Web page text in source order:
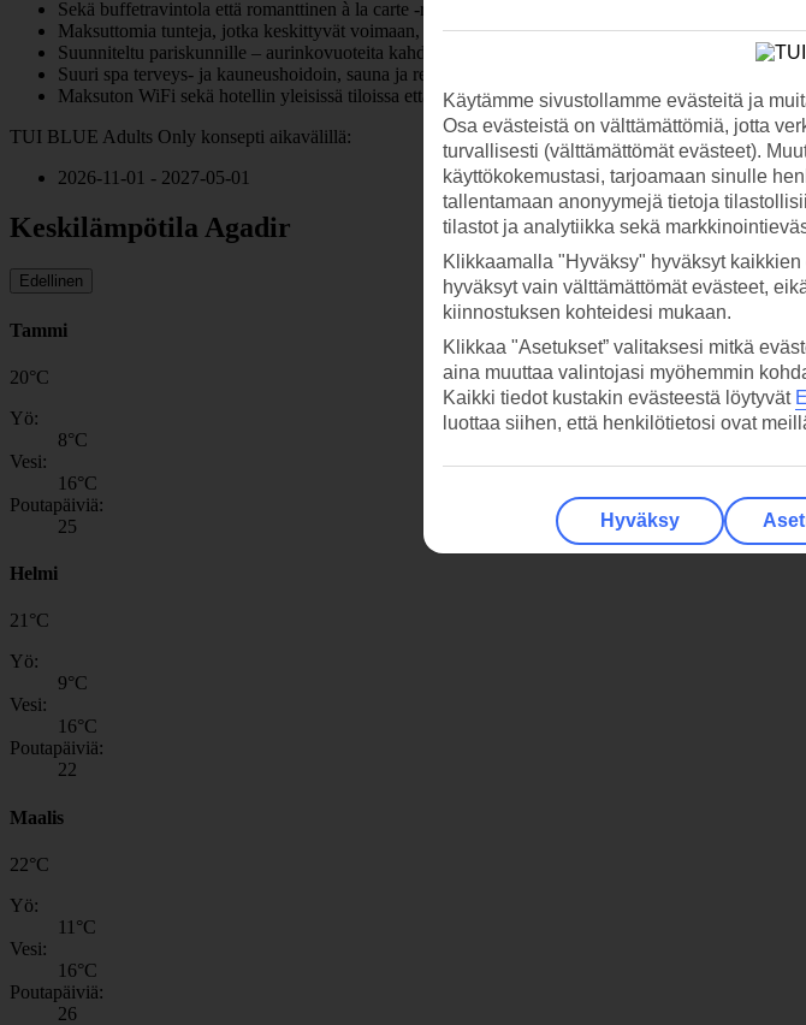
Sekä buffetravintola että romanttinen à la carte -ravintola Culinarium
Maksuttomia tunteja, jotka keskittyvät voimaan, kuntoon ja rentoutumiseen
Suunniteltu pariskunnille – aurinkovuoteita kahdelle ja ravintoloissa kahden hengen pöytiä
Suuri spa terveys- ja kauneushoidoin, sauna ja rentoutumistila
Maksuton WiFi sekä hotellin yleisissä tiloissa että huoneissa
TUI BLUE Adults Only konsepti aikavälillä:
2026-11-01 - 2027-05-01
Keskilämpötila Agadir
Edellinen
Tammi
20°C
Yö:
8°C
Vesi:
16°C
Poutapäiviä:
25
Helmi
21 °C
Yö:
9°C
Vesi:
16°C
Poutapäiviä:
22
Maalis
22°C
Yö:
11 °C
Vesi:
16°C
Poutapäiviä:
26
Käytämme sivustollamme evästeitä ja
Osa evästeistä on välttämättömiä, jotta
turvallisesti (välttämättömät evästeet).
käyttökokemustasi, tarjoamaan sinulle
tallentamaan anonyymejä tietoja
tilastot ja analytiikka sekä
Klikkaamalla "Hyväksy" hyväksyt
hyväksyt vain välttämättömät evästeet,
kiinnostuksen kohteidesi mukaan.
Klikkaa "Asetukset” valitaksesi mitkä
aina muuttaa valintojasi myöhemmin
Kaikki tiedot kustakin evästeestä löytyvät
luottaa siihen, että henkilötietosi ovat
Hyväksy